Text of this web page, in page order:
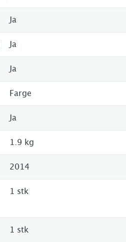
Ja
Ja
Ja
Farge
Ja
1.9 kg
2014
1 stk
1 stk